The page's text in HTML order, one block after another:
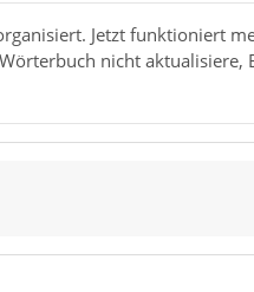
Jetzt funktioniert
nicht aktualisiere,